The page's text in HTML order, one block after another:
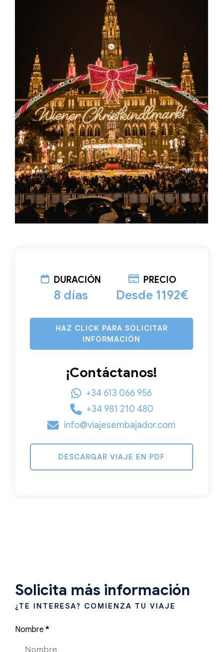
DURACIÓN
8 días
PRECIO
Desde 1192€
HAZ CLICK PARA SOLICITAR
INFORMACIÓN
¡Contáctanos!
+34 613 066 956
+34 981 210 480
info@viajesembajador.com
DESCARGAR VIAJE EN PDF
Solicita más información
¿TE INTERESA? COMIENZA TU VIAJE
Nombre *